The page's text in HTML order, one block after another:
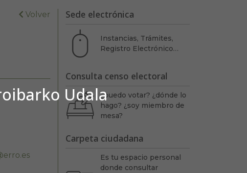
Udala
Volver Sede electrónica
Instancias, Trámites,
Registro Electrónico…
Consulta censo electoral
¿puedo votar? ¿dónde lo
hago? ¿soy miembro de
mesa?
Carpeta ciudadana
Es tu espacio personal
donde consultar